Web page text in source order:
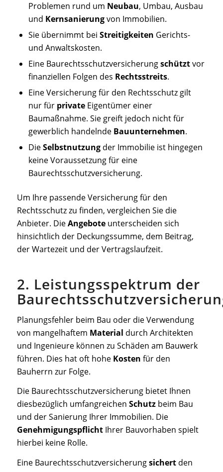
Problemen rund um Neubau, Umbau, Ausbau
und Kernsanierungvon Immobilien.
Sie übernimmt bei Streitigkeiten Gerichts-
und Anwaltskosten.
Eine Baurechtsschutzversicherungschütztvor
finanziellen Folgen des Rechtsstreits.
Eine Versicherung für den Rechtsschutz gilt
nur für privateEigentümer einer
Baumaßnahme. Sie greift jedoch nicht für
gewerblich handelnde Bauunternehmen.
DieSelbstnutzungder Immobilie ist hingegen
keine Voraussetzung für eine
Baurechtsschutzversicherung.
Um Ihre passende Versicherung für den
Rechtsschutz zu finden, vergleichen Sie die
Anbieter. DieAngeboteunterscheiden sich
hinsichtlich der Deckungssumme, dem Beitrag,
der Wartezeit und der Vertragslaufzeit.
2. Leistungsspektrum der
Planungsfehler beim Bau oder die Verwendung
von mangelhaftem Material durch Architekten
und Ingenieure können zu Schäden am Bauwerk
führen. Dies hat oft hohe Kosten für den
Bauherrn zur Folge.
Die Baurechtsschutzversicherung bietet Ihnen
diesbezüglich umfangreichen Schutzbeim Bau
und der Sanierung Ihrer Immobilien. Die
GenehmigungspflichtIhrer Bauvorhaben spielt
hierbei keine Rolle.
Eine Baurechtsschutzversicherungsichertden